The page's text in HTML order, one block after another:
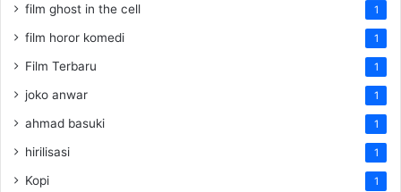
film ghost in the cell 1
film horor komedi 1
Film Terbaru 1
joko anwar 1
ahmad basuki 1
hirilisasi 1
Kopi 1